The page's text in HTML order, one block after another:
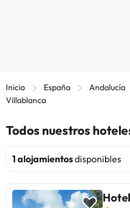
Inicio España Andalucía
Villablanca
Todos nuestros
1 alojamientosdisponibles